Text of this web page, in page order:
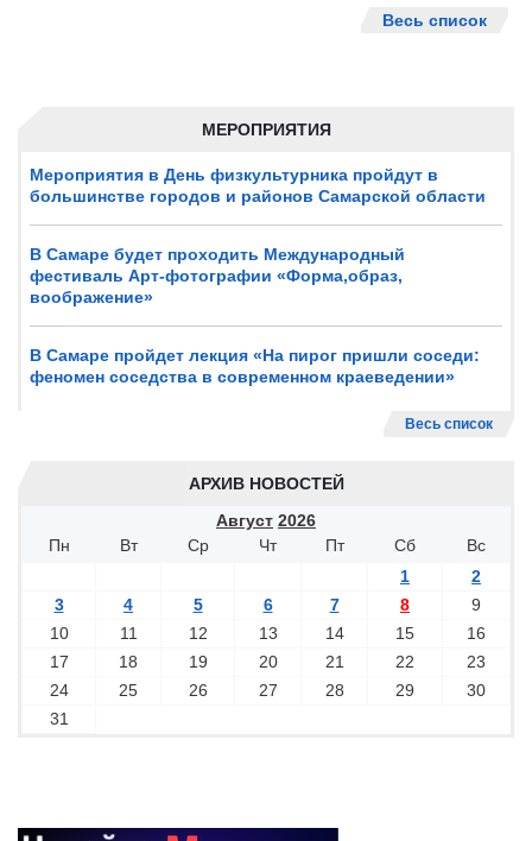
МЕРОПРИЯТИЯ
Мероприятия в День физкультурника пройдут в
большинстве городов и районов Самарской области
В Самаре будет проходить Международный
фестиваль Арт-фотографии «Форма,образ,
воображение»
В Самаре пройдет лекция «На пирог пришли соседи:
феномен соседства в современном краеведении»
Весь список
АРХИВ НОВОСТЕЙ
Август 2026
Пн
Вт Ср Чт Пт Сб
Вс
1
2
3
4 5 6 7 8
9
10
11 12 13 14 15
16
17
18 19 20 21 22
23
24
25 26 27 28 29
30
31
Весь список